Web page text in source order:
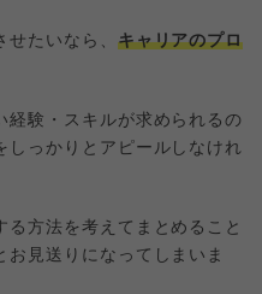
たいなら、 キャリアのプロ
経験・スキルが求められるの
しっかりとアピールしなけれ
方法を考えてまとめること
見送りになってしまいま